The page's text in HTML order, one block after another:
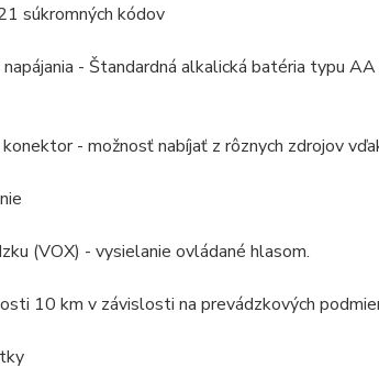
súkromných kódov
- Štandardná alkalická batéria typu
- možnosť nabíjať z rôznych zdrojov
(VOX) - vysielanie ovládané hlasom.
10 km v závislosti na prevádzkových